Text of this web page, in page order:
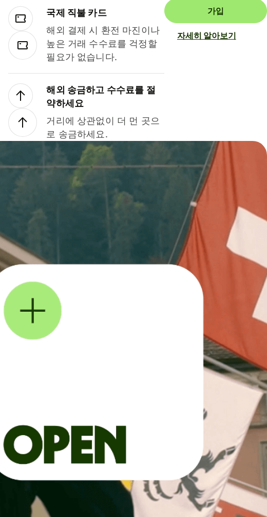
국제 직불 카드
해외 결제 시 환전 마진이나
높은 거래 수수료를 걱정할
필요가 없습니다.
해외 송금하고 수수료를 절
약하세요
거리에 상관없이 더 먼 곳으
로 송금하세요.
가입
자세히 알아보기